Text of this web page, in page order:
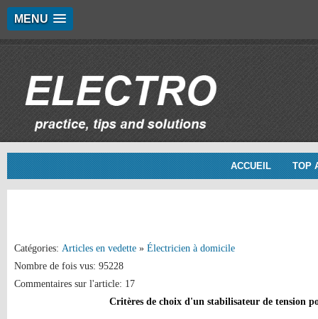
MENU
ACCUEIL TOP
Catégories: Articles en vedette » Électricien à domicile
Nombre de fois vus: 95228
Commentaires sur l'article: 17
Critères de choix d'un stabilisateur de tension